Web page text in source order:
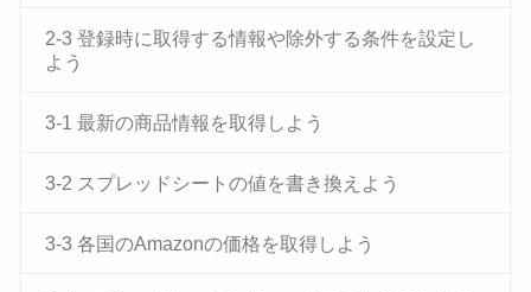
2-3 登録時に取得する情報や除外する条件を設定し
よう
3-1 最新の商品情報を取得しよう
3-2 スプレッドシートの値を書き換えよう
3-3 各国のAmazonの価格を取得しよう